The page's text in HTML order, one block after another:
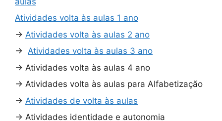
Atividades volta às aulas 1 ano
→ Atividades volta às aulas 2 ano
→ Atividades volta às aulas 3 ano
→ Atividades volta às aulas 4 ano
→ Atividades volta às aulas para Alfabetização
→ Atividades de volta às aulas
→ Atividades identidade e autonomia